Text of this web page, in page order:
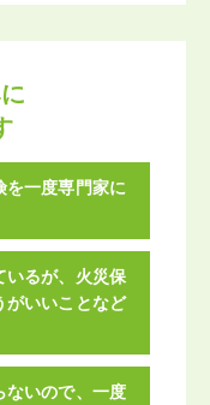
を一度専門家に
いるが、火災保
がいいことなど
ないので、一度